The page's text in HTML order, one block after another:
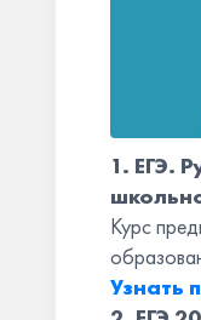
1. ЕГЭ.
Курс
Узнать